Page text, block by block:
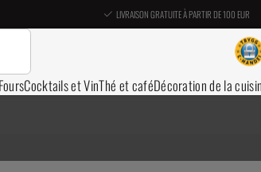
LIVRAISON GRATUITE À PARTIR DE 100 EUR
Cocktails et VinThé et caféDécoration de la